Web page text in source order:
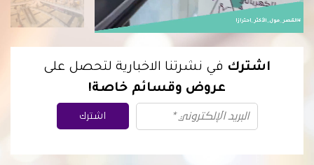
اشترك في نشرتنا الاخبارية لتحصل على
عروض وقسائم خاصة!
اشترك